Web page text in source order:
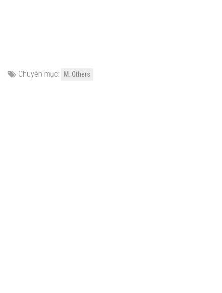
Chuyên mục: M. Others